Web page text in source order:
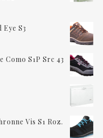
S3
Como S1P Src 43
Vis S1 Roz.